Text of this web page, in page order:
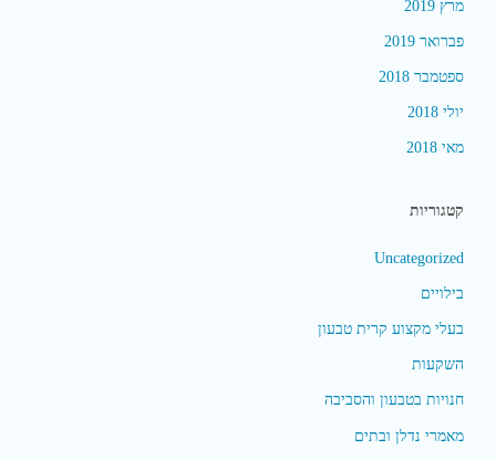
מרץ 2019
פברואר 2019
ספטמבר 2018
יולי 2018
מאי 2018
קטגוריות
Uncategorized
בילויים
בעלי מקצוע קרית טבעון
השקעות
חנויות בטבעון והסביבה
מאמרי נדלן ובתים